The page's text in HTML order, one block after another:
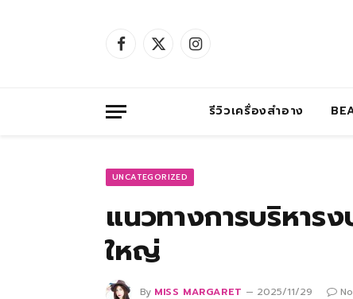
Facebook
X
Instagram
รีวิวเครื่องสำอาง
UNCATEGORIZED
แนวทางการบริหาร
ใหญ่
By MISS MARGARET 2025/11/29